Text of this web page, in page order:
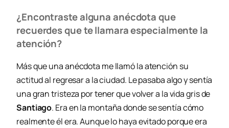
¿Encontraste alguna anécdota que
recuerdes que te llamara especialmente la
atención?
Más que una anécdota me llamó la atención su
actitud al regresar a la ciudad. Le pasaba algo y sentía
una gran tristeza por tener que volver a la vida gris de
Santiago. Era en la montaña donde se sentía cómo
realmente él era. Aunque lo haya evitado porque era